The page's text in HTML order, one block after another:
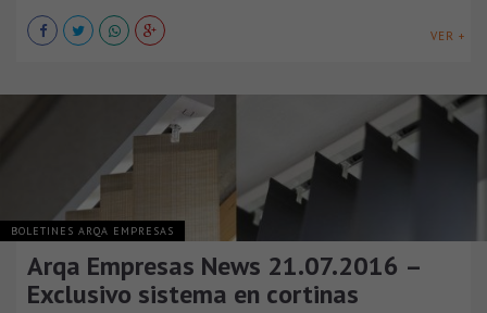
VER +
BOLETINES ARQA EMPRESAS
Arqa Empresas News 21.07.2016 –
Exclusivo sistema en cortinas